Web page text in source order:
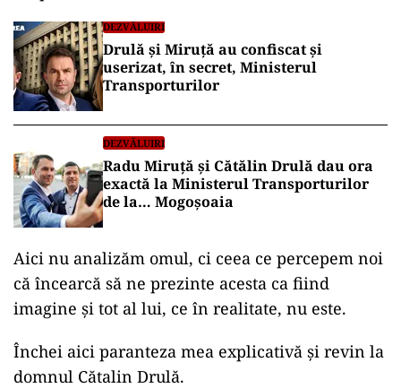
DEZVĂLUIRI
Drulă și Miruță au confiscat și
userizat, în secret, Ministerul
Transporturilor
DEZVĂLUIRI
Radu Miruță și Cătălin Drulă dau ora
exactă la Ministerul Transporturilor
de la… Mogoșoaia
Aici nu analizăm omul, ci ceea ce percepem noi
că încearcă să ne prezinte acesta ca fiind
imagine și tot al lui, ce în realitate, nu este.
Închei aici paranteza mea explicativă și revin la
domnul Cătalin Drulă.